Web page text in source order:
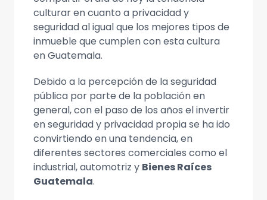
culturar en cuanto a privacidad y
seguridad al igual que los mejores tipos de
inmueble que cumplen con esta cultura
en Guatemala.
Debido a la percepción de la seguridad
pública por parte de la población en
general, con el paso de los años el invertir
en seguridad y privacidad propia se ha ido
convirtiendo en una tendencia, en
diferentes sectores comerciales como el
industrial, automotriz y Bienes Raíces
Guatemala.